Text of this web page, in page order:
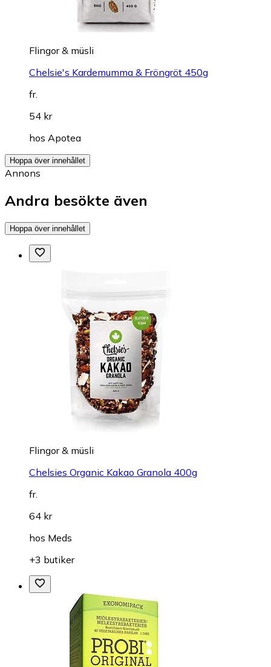
Flingor & müsli
Chelsie's Kardemumma & Fröngröt 450g
fr.
54 kr
hos Apotea
Hoppa över innehållet
Annons
Andra besökte även
Hoppa över innehållet
Flingor & müsli
Chelsies Organic Kakao Granola 400g
fr.
64 kr
hos Meds
+3 butiker